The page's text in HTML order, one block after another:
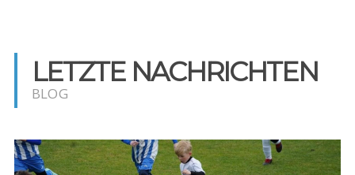
LETZTE NACHRICHTEN
BLOG